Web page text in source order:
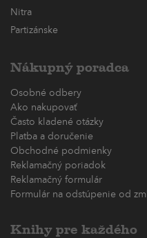
Nitra
Partizánske
Nákupný poradca
Osobné odbery
Ako nakupovať
Často kladené otázky
Platba a doručenie
Obchodné podmienky
Reklamačný poriadok
Reklamačný formulár
Formulár na odstúpenie od
Knihy pre každého